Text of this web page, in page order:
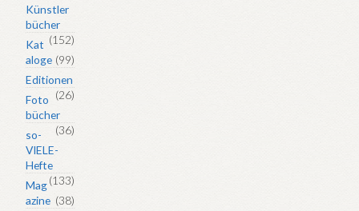
Künstler
bücher
(152)
Kat
aloge (99)
Editionen
(26)
Foto
bücher
(36)
so-
VIELE-
Hefte
(133)
Mag
azine (38)